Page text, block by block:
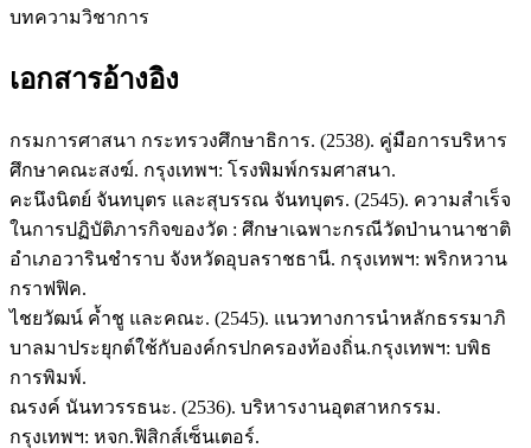
บทความวิชาการ
เอกสารอ้างอิง
กรมการศาสนา กระทรวงศึกษาธิการ. (2538). คู่มือการบริหาร
ศึกษาคณะสงฆ์. กรุงเทพฯ: โรงพิมพ์กรมศาสนา.
คะนึงนิตย์ จันทบุตร และสุบรรณ จันทบุตร. (2545). ความสำเร็จ
ในการปฏิบัติภารกิจของวัด : ศึกษาเฉพาะกรณีวัดป่านานาชาติ
อำเภอวารินชำราบ จังหวัดอุบลราชธานี. กรุงเทพฯ: พริกหวาน
กราฟฟิค.
ไชยวัฒน์ ค้ำชู และคณะ. (2545). แนวทางการนำหลักธรรมาภิ
บาลมาประยุกต์ใช้กับองค์กรปกครองท้องถิ่น.กรุงเทพฯ: บพิธ
การพิมพ์.
ณรงค์ นันทวรรธนะ. (2536). บริหารงานอุตสาหกรรม.
กรุงเทพฯ: หจก.ฟิสิกส์เซ็นเตอร์.